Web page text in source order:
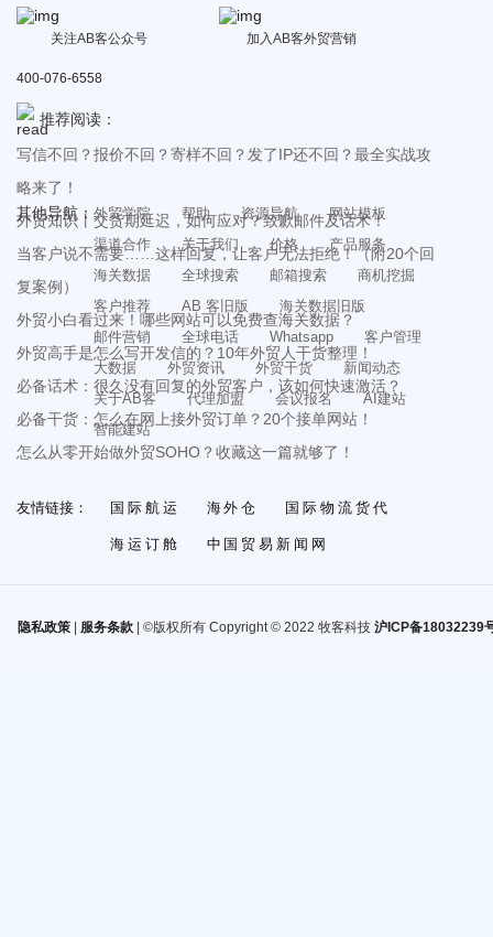
关注AB客公众号 加入AB客外贸营销
400-076-6558
推荐阅读：
写信不回？报价不回？寄样不回？发了IP还不回？最全实战攻
略来了！
外贸知识丨交货期延迟，如何应对？致歉邮件及话术！
当客户说不需要……这样回复，让客户无法拒绝！（附20个回
复案例）
外贸小白看过来！哪些网站可以免费查海关数据？
外贸高手是怎么写开发信的？10年外贸人干货整理！
必备话术：很久没有回复的外贸客户，该如何快速激活？
必备干货：怎么在网上接外贸订单？20个接单网站！
怎么从零开始做外贸SOHO？收藏这一篇就够了！
其他导航： 外贸学院 帮助 资源导航
网站模板
渠道合作
关于我们 价格
产品服务
海关数据
全球搜索 邮箱搜索
商机挖掘
客户推荐
AB 客旧版
海关数据旧版
邮件营销
全球电话 Whatsapp
客户管理
大数据
外贸资讯 外贸干货
新闻动态
关于AB客
代理加盟 会议报名
AI建站
智能建站
友情链接： 国际航运 海外仓 国际物流货代
海运订舱 中国贸易新闻网
隐私政策| 服务条款| ©版权所有 Copyright © 2022 牧客科技 沪ICP备18032239